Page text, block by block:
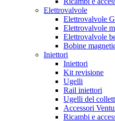
Elettrovalvole
Elettrovalvole
Elettrovalvole
Elettrovalvole
Bobine
Iniettori
Iniettori
Kit revisione
Ugelli
Rail iniettori
Ugelli del
Accessori
Ricambi e